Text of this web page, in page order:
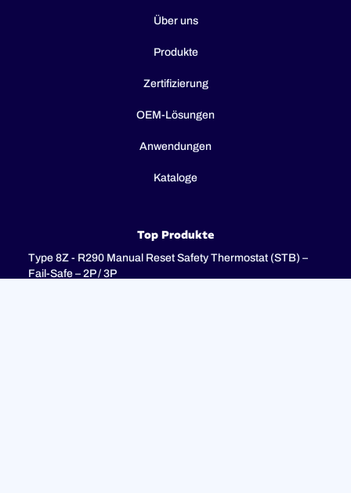
Über uns
Produkte
Zertifizierung
OEM-Lösungen
Anwendungen
Kataloge
Top Produkte
Type 8Z - R290 Manual Reset Safety Thermostat (STB) –
Fail-Safe – 2P / 3P